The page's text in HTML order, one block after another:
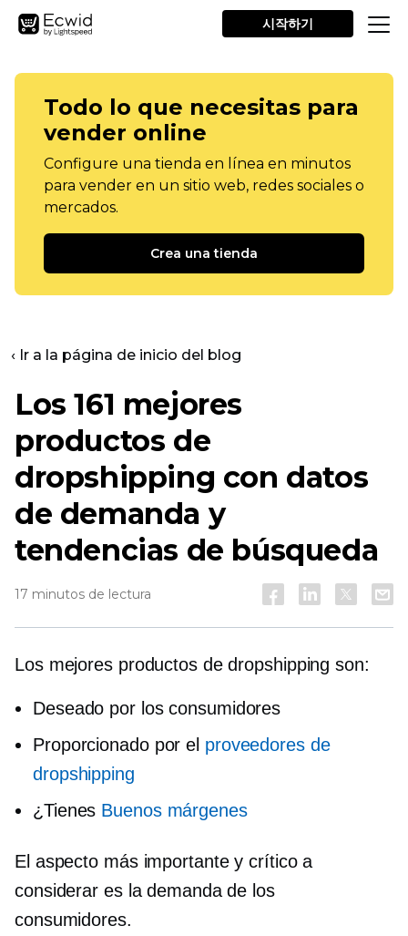
시작하기
Todo lo que necesitas para
vender online
Configure una tienda en línea en minutos
para vender en un sitio web, redes sociales o
mercados.
Crea una tienda
‹ Ir a la página de inicio del blog
Los 161 mejores
productos de
dropshipping con datos
de demanda y
tendencias de búsqueda
17 minutos de lectura
Los mejores productos de dropshipping son:
Deseado por los consumidores
Proporcionado por el proveedores de
dropshipping
¿Tienes Buenos márgenes
El aspecto más importante y crítico a
considerar es la demanda de los
consumidores.